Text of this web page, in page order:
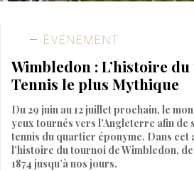
ÉVÉNEMENT
Wimbledon : L’histoire
Tennis le plus Mythique
Du 29 juin au 12 juillet prochain, le
yeux tournés vers l’Angleterre afin de
tennis du quartier éponyme. Dans
l’histoire du tournoi de Wimbledon,
1874 jusqu’à nos jours.